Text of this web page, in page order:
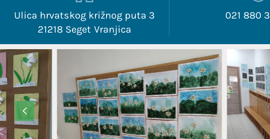
Ulica hrvatskog križnog puta 3
21218 Seget Vranjica
021 880